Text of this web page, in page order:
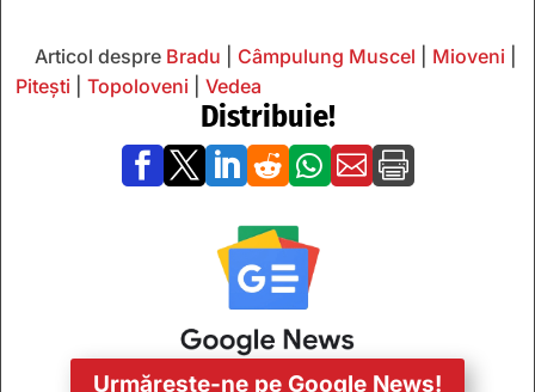
Articol despre Bradu Câmpulung Muscel Mioveni
Pitești
Topoloveni Vedea
Distribuie!
      
Urmărește-ne pe Google News!